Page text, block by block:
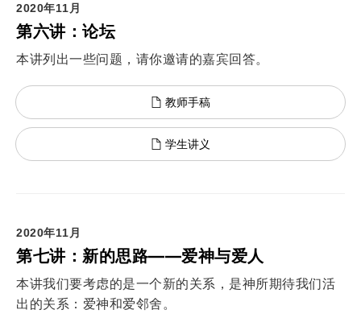
2020年11月
第六讲：论坛
本讲列出一些问题，请你邀请的嘉宾回答。
教师手稿
学生讲义
2020年11月
第七讲：新的思路——爱神与爱人
本讲我们要考虑的是一个新的关系，是神所期待我们活
出的关系：爱神和爱邻舍。